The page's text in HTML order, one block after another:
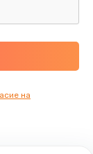
на